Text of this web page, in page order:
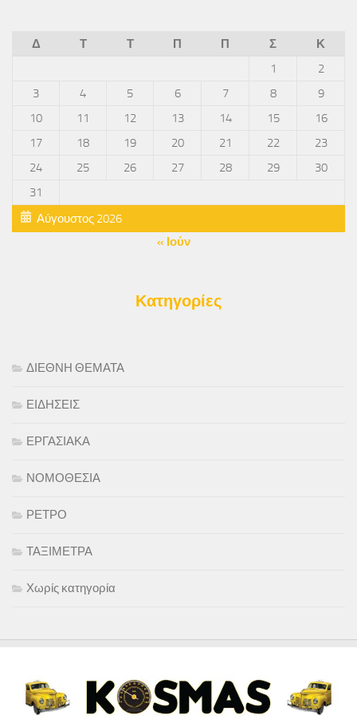
Αύγουστος 2026
Δ Τ Τ Π Π Σ
Κ
1
2
3
4 5 6 7 8
9
10
11 12 13 14 15
16
17
18 19 20 21 22
23
24
25 26 27 28 29
30
31
« Ιούν
Κατηγορίες
ΔΙΕΘΝΗ ΘΕΜΑΤΑ
ΕΙΔΗΣΕΙΣ
ΕΡΓΑΣΙΑΚΑ
ΝΟΜΟΘΕΣΙΑ
ΡΕΤΡΟ
ΤΑΞΙΜΕΤΡΑ
Χωρίς κατηγορία